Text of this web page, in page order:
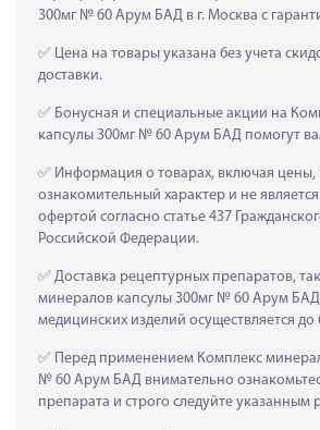
300мг № 60 Арум БАД в г. Москва с
Цена на товары указана без учета
доставки.
Бонусная и специальные акции на
капсулы 300мг № 60 Арум БАД помогут
Информация о товарах, включая цены,
ознакомительный характер и не
офертой согласно статье 437
Российской Федерации.
Доставка рецептурных препаратов,
минералов капсулы 300мг № 60 Арум
медицинских изделий осуществляется
Перед применением Комплекс
№ 60 Арум БАД внимательно
препарата и строго следуйте